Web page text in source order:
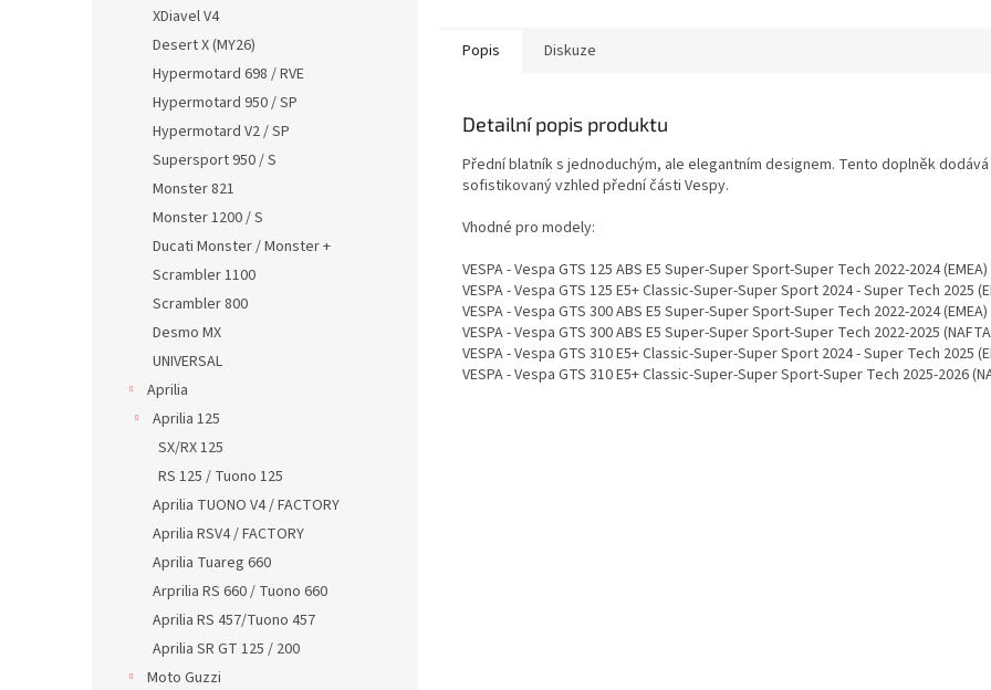
XDiavel V4
Desert X (MY26)
Hypermotard 698 / RVE
Hypermotard 950 / SP
Hypermotard V2 / SP
Supersport 950 / S
Monster 821
Monster 1200 / S
Ducati Monster / Monster +
Scrambler 1100
Scrambler 800
Desmo MX
UNIVERSAL
Aprilia
Aprilia 125
SX/RX 125
RS 125 / Tuono 125
Aprilia TUONO V4 / FACTORY
Aprilia RSV4 / FACTORY
Aprilia Tuareg 660
Arprilia RS 660 / Tuono 660
Aprilia RS 457/Tuono 457
Aprilia SR GT 125 / 200
Moto Guzzi
Popis Diskuze
Detailní popis produktu
Přední blatník s jednoduchým, ale elegantním designem. Tento doplněk dodává
sofistikovaný vzhled přední části Vespy.
Vhodné pro modely:
VESPA - Vespa GTS 125 ABS E5 Super-Super Sport-Super Tech 2022-2024 (EMEA)
VESPA - Vespa GTS 125 E5+ Classic-Super-Super Sport 2024 - Super Tech 2025
VESPA - Vespa GTS 300 ABS E5 Super-Super Sport-Super Tech 2022-2024 (EMEA)
VESPA - Vespa GTS 300 ABS E5 Super-Super Sport-Super Tech 2022-2025
VESPA - Vespa GTS 310 E5+ Classic-Super-Super Sport 2024 - Super Tech 2025
VESPA - Vespa GTS 310 E5+ Classic-Super-Super Sport-Super Tech 2025-2026